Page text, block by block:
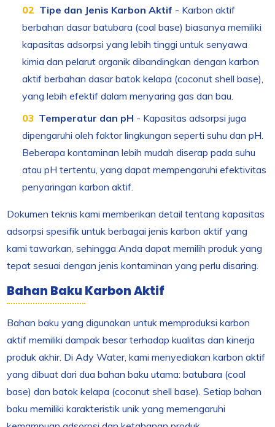
Tipe dan Jenis Karbon Aktif - Karbon aktif
berbahan dasar batubara (coal base) biasanya memiliki
kapasitas adsorpsi yang lebih tinggi untuk senyawa
kimia dan pelarut organik dibandingkan dengan karbon
aktif berbahan dasar batok kelapa (coconut shell base),
yang lebih efektif dalam menyaring gas dan bau.
Temperatur dan pH - Kapasitas adsorpsi juga
dipengaruhi oleh faktor lingkungan seperti suhu dan pH.
Beberapa kontaminan lebih mudah diserap pada suhu
atau pH tertentu, yang dapat mempengaruhi efektivitas
penyaringan karbon aktif.
Dokumen teknis kami memberikan detail tentang kapasitas
adsorpsi spesifik untuk berbagai jenis karbon aktif yang
kami tawarkan, sehingga Anda dapat memilih produk yang
tepat sesuai dengan jenis kontaminan yang perlu disaring.
Bahan Baku Karbon Aktif
Bahan baku yang digunakan untuk memproduksi karbon
aktif memiliki dampak besar terhadap kualitas dan kinerja
produk akhir. Di Ady Water, kami menyediakan karbon aktif
yang dibuat dari dua bahan baku utama: batubara (coal
base) dan batok kelapa (coconut shell base). Setiap bahan
baku memiliki karakteristik unik yang memengaruhi